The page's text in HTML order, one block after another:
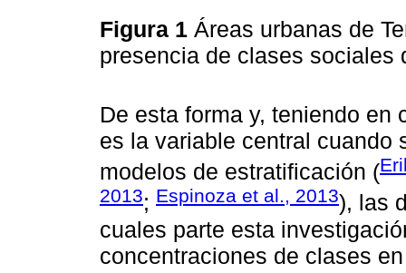
Figura 1 Áreas urbanas de
presencia de clases sociales
De esta forma y, teniendo
es la variable central cuando
modelos de estratificación (
2013; Espinoza et al., 2013), las
cuales parte esta
concentraciones de clases